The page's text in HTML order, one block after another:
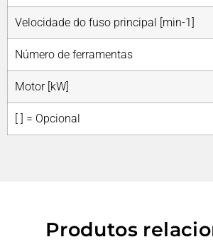
Velocidade do fuso principal [min-1]
Número de ferramentas
Motor [kW]
[ ] = Opcional
Produtos